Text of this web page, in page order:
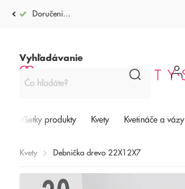
Doručenie po celej SR od 4,99€
Vyhľadávanie
Všetky produkty Kvety Kvetináče a vázy
Kvety Debnička drevo 22X12X7